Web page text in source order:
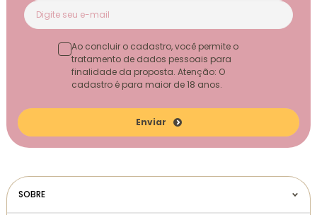
Enviar
Ao concluir o cadastro, você permite o
tratamento de dados pessoais para
finalidade da proposta. Atenção: O
cadastro é para maior de 18 anos.
SOBRE